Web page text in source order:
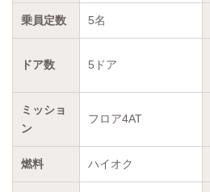
乗員定数 5名
ドア数 5ドア
ミッショ
ン
フロア4AT
燃料 ハイオク